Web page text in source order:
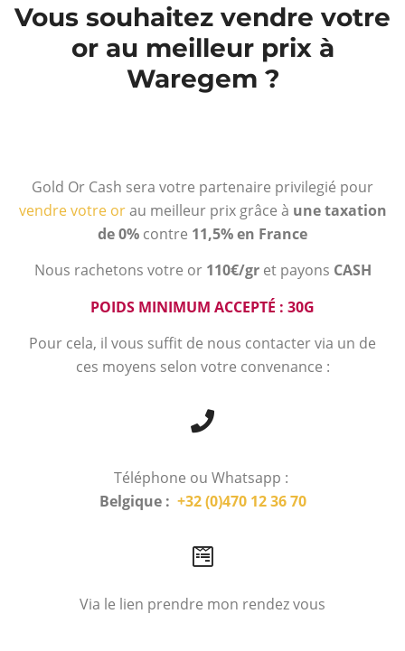
Vous souhaitez vendre votre
or au meilleur prix à
Waregem ?
Gold Or Cash sera votre partenaire privilegié pour
vendre votre orau meilleur prix grâce à une taxation
de 0% contre 11,5% en France
Nous rachetons votre or 110€/gr et payons CASH
POIDS MINIMUM ACCEPTÉ : 30G
Pour cela, il vous suffit de nous contacter via un de
ces moyens selon votre convenance :
Téléphone ou Whatsapp :
Belgique : +32 (0)470 12 36 70
Via le lien prendre mon rendez vous